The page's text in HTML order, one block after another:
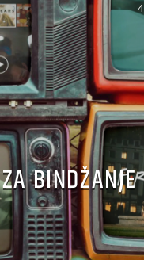
4
BINDŽANJE